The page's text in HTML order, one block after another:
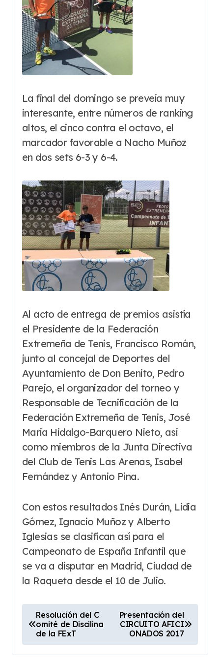
La final del domingo se preveía muy
interesante, entre números de ranking
altos, el cinco contra el octavo, el
marcador favorable a Nacho Muñoz
en dos sets 6-3 y 6-4.
Al acto de entrega de premios asistía
el Presidente de la Federación
Extremeña de Tenis, Francisco Román,
junto al concejal de Deportes del
Ayuntamiento de Don Benito, Pedro
Parejo, el organizador del torneo y
Responsable de Tecnificación de la
Federación Extremeña de Tenis, José
María Hidalgo-Barquero Nieto, así
como miembros de la Junta Directiva
del Club de Tenis Las Arenas, Isabel
Fernández y Antonio Pina.
Con estos resultados Inés Durán, Lidia
Gómez, Ignacio Muñoz y Alberto
Iglesias se clasifican así para el
Campeonato de España Infantil que
se va a disputar en Madrid, Ciudad de
la Raqueta desde el 10 de Julio.
a
v
Resolución del C
omité de Discilina
de la FExT
Presentación del
CIRCUITO AFICI
ONADOS 2017